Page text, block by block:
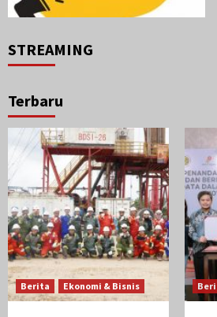
STREAMING
Terbaru
Berita Ekonomi & Bisnis